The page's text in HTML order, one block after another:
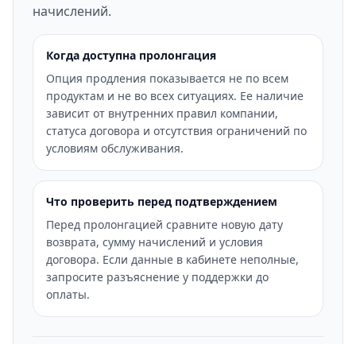
начислений.
Когда доступна пролонгация
Опция продления показывается не по всем
продуктам и не во всех ситуациях. Ее наличие
зависит от внутренних правил компании,
статуса договора и отсутствия ограничений по
условиям обслуживания.
Что проверить перед подтверждением
Перед пролонгацией сравните новую дату
возврата, сумму начислений и условия
договора. Если данные в кабинете неполные,
запросите разъяснение у поддержки до
оплаты.